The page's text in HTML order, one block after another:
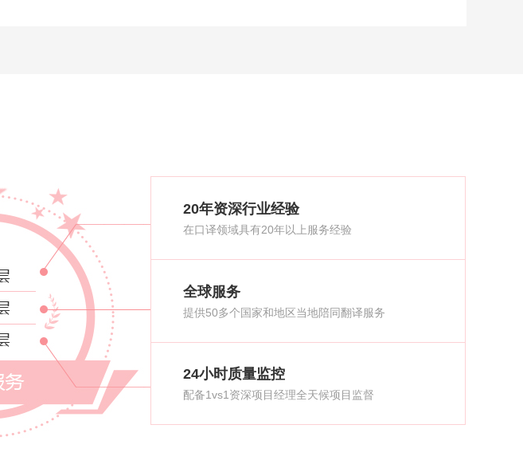
20年资深行业经验
在口译领域具有20年以上服务经验
全球服务
提供50多个国家和地区当地陪同翻译服务
24小时质量监控
配备1vs1资深项目经理全天候项目监督